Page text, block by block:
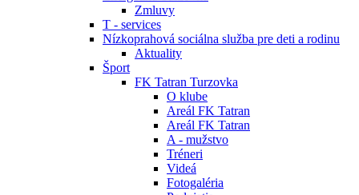
Zmluvy
T - services
Nízkoprahová sociálna služba pre deti a rodinu
Aktuality
Šport
FK Tatran Turzovka
O klube
Areál FK Tatran
Areál FK Tatran
A - mužstvo
Tréneri
Videá
Fotogaléria